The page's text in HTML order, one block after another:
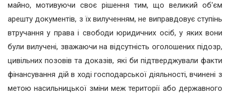
майно, мотивуючи своє рішення тим, що великий об'єм
арешту документів, з їх вилученням, не виправдовує ступінь
втручання у права і свободи юридичних осіб, у яких вони
були вилучені, зважаючи на відсутність оголошених підозр,
цивільних позовів та доказів, які би підтверджували факти
фінансування дій в ході господарської діяльності, вчинені з
метою насильницької зміни меж території або державного